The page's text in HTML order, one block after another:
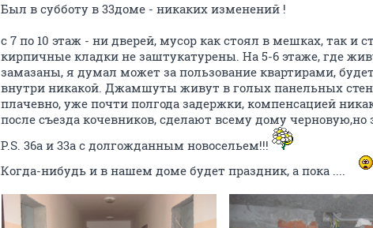
Был в субботу в 33доме - никаких изменений !
с 7 по 10 этаж - ни дверей, мусор как стоял в мешках, так и
кирпичные кладки не заштукатурены. На 5-6 этаже, где
замазаны, я думал может за пользование квартирами,
внутри никакой. Джамшуты живут в голых панельных
плачевно, уже почти полгода задержки, компенсацией
после съезда кочевников, сделают всему дому черновую,но
P.S. 36а и 33а с долгожданным новосельем!!!
Когда-нибудь и в нашем доме будет праздник, а пока ....